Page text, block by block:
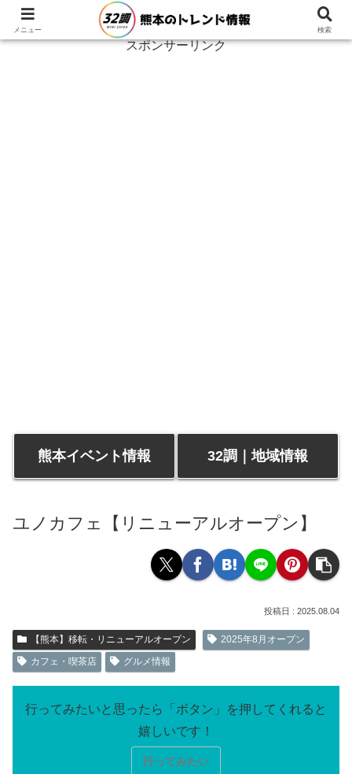
スポンサーリンク
熊本イベント情報 32調｜地域情報
ユノカフェ【リニューアルオープン】
2025.08.04
【熊本】移転・リニューアルオープン
2025年8月オープン
カフェ・喫茶店
グルメ情報
行ってみたい
メニュー 検索